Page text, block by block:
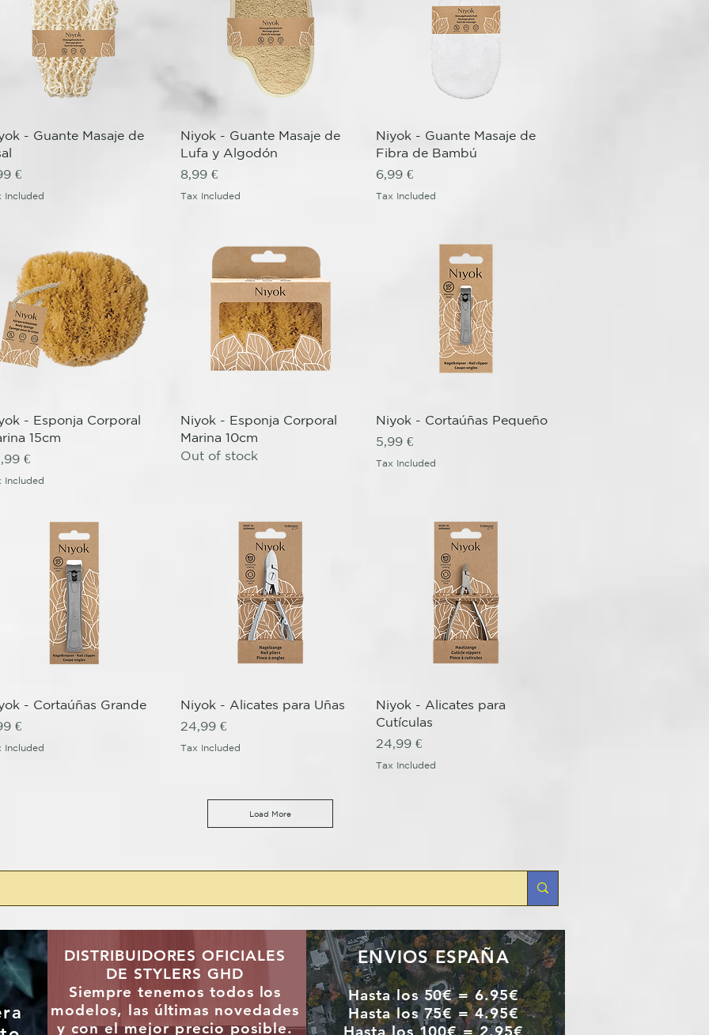
Quick View
- Guante Masaje de
€
Included
Quick View
Niyok - Guante Masaje de
Lufa y Algodón
Price
8,99 €
Tax Included
Quick View
Niyok - Guante Masaje de
Fibra de Bambú
Price
6,99 €
Tax Included
Quick View
- Esponja Corporal
15cm
€
Included
Quick View
Niyok - Esponja Corporal
Marina 10cm
Out of stock
Quick View
Niyok - Cortaúñas Pequeño
Price
5,99 €
Tax Included
Quick View
- Cortaúñas Grande
€
Included
Quick View
Niyok - Alicates para Uñas
Price
24,99 €
Tax Included
Quick View
Niyok - Alicates para
Cutículas
Price
24,99 €
Tax Included
Load More
DISTRIBUIDORES OFICIALES
DE STYLERS GHD
Siempre tenemos todos los
modelos, las últimas novedades
y con el mejor precio posible.
ENVIOS ESPAÑA
Hasta los 50€ = 6.95€
Hasta los 75€ = 4.95€
Hasta los 100€ = 2.95€